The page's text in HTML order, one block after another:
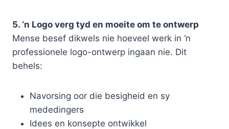
5. ‘n Logo verg tyd en moeite om te ontwerp
Mense besef dikwels nie hoeveel werk in ‘n
professionele logo-ontwerp ingaan nie. Dit
behels:
Navorsing oor die besigheid en sy
mededingers
Idees en konsepte ontwikkel